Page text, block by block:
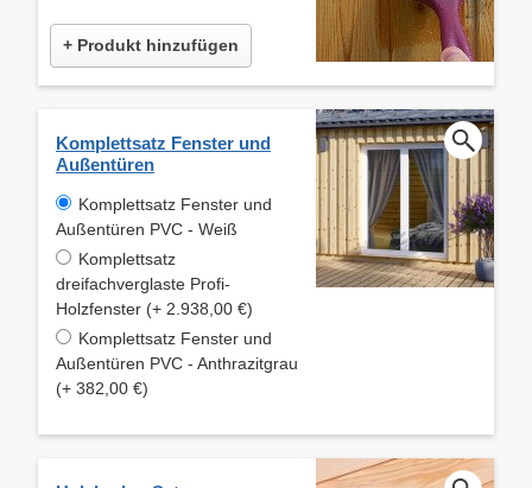
+ Produkt hinzufügen
Komplettsatz Fenster und
Außentüren
Komplettsatz Fenster und
Außentüren PVC - Weiß
Komplettsatz
dreifachverglaste Profi-
Holzfenster (+ 2.938,00 €)
Komplettsatz Fenster und
Außentüren PVC - Anthrazitgrau
(+ 382,00 €)